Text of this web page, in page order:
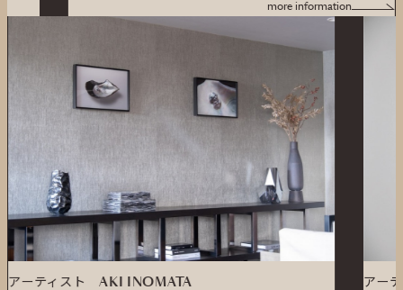
more information
ィストAKI INOMATA アーティ